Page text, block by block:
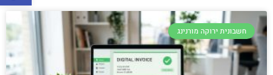
חשבונית ירוקה מורנינג